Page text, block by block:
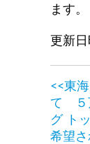
ます。
更新
<<東
て ５
グ ト
希望